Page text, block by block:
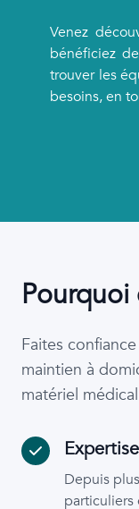
Venez
bénéficiez
trouver les
besoins, en
Pourquoi
Faites
maintien à
matériel
Depuis
particuliers